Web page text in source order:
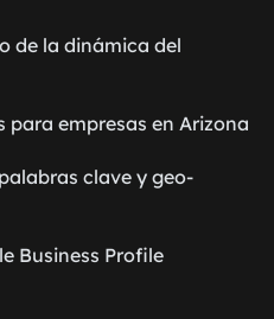
de la dinámica del
para empresas en Arizona
clave y geo-
Business Profile